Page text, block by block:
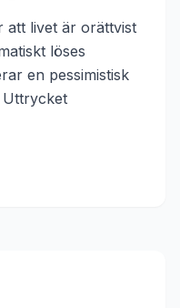
att livet är orättvist
löses
en pessimistisk
Uttrycket